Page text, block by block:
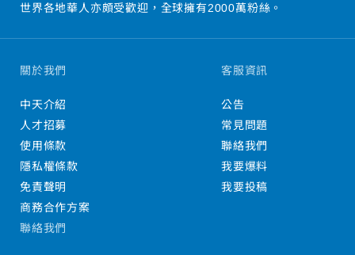
世界各地華人亦頗受歡迎，全球擁有2000萬粉絲。
關於我們
中天介紹
人才招募
使用條款
隱私權條款
免責聲明
商務合作方案
客服資訊
公告
常見問題
聯絡我們
我要爆料
我要投稿
聯絡我們